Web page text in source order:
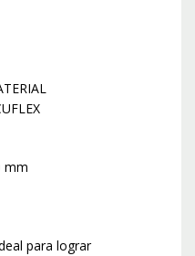
mm
para lograr